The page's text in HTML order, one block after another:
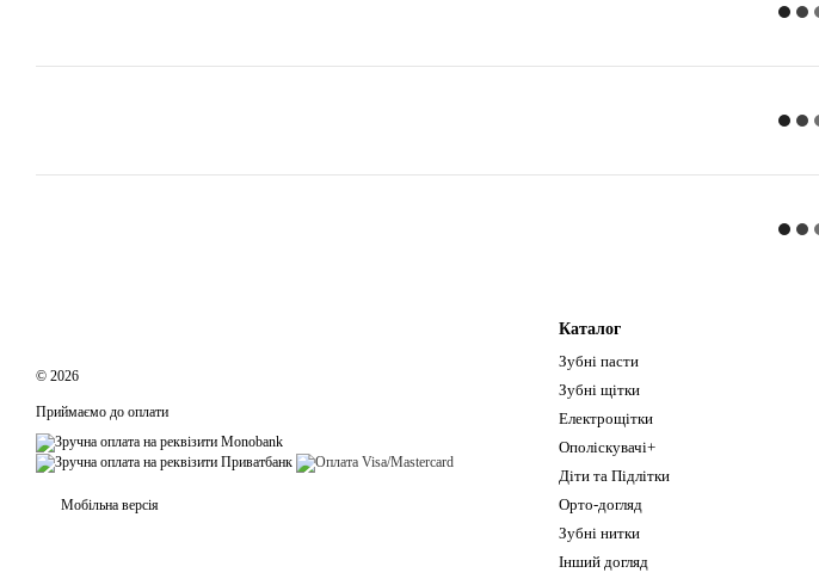
© 2026
Приймаємо до оплати
Мобільна версія
Каталог
Зубні пасти
Зубні щітки
Електрощітки
Ополіскувачі+
Діти та Підлітки
Орто-догляд
Зубні нитки
Інший догляд